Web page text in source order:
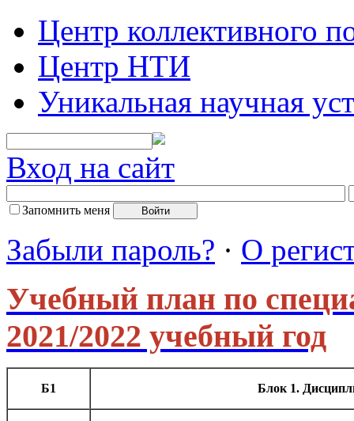
Центр коллективного
Центр НТИ
Уникальная научная
Вход на сайт
Запомнить меня
Забыли пароль? · О
Учебный план по
2021/2022 учебный год
Б1 Блок 1.